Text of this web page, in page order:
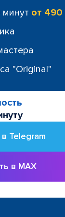
от
"Original"
Telegram
в MAX